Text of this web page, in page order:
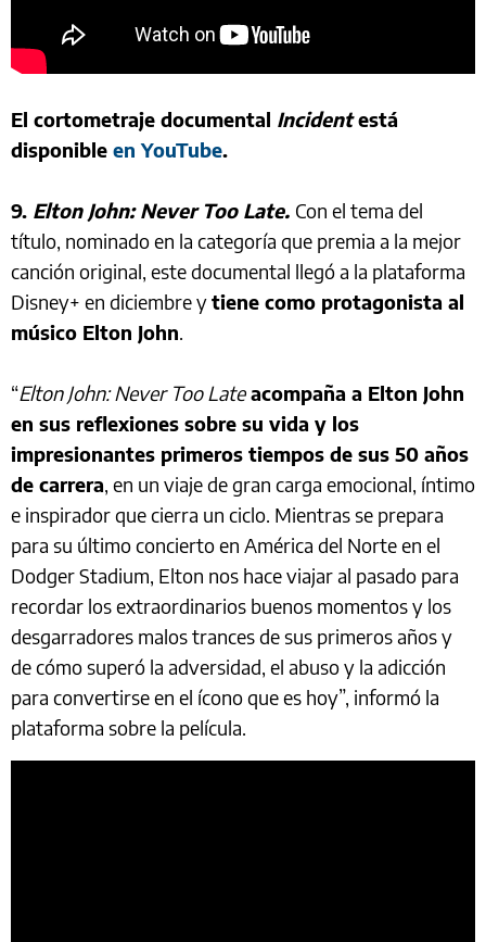
El cortometraje documental Incidentestá
disponible en YouTube.
9. Elton John: Never Too Late. Con el tema del
título, nominado en la categoría que premia a la mejor
canción original, este documental llegó a la plataforma
Disney+ en diciembre ytiene como protagonista al
músico Elton John.
“Elton John: Never Too Lateacompaña a Elton John
en sus reflexiones sobre su vida y los
impresionantes primeros tiempos de sus 50 años
de carrera, en un viaje de gran carga emocional, íntimo
e inspirador que cierra un ciclo. Mientras se prepara
para su último concierto en América del Norte en el
Dodger Stadium, Elton nos hace viajar al pasado para
recordar los extraordinarios buenos momentos y los
desgarradores malos trances de sus primeros años y
de cómo superó la adversidad, el abuso y la adicción
para convertirse en el ícono que es hoy”, informó la
plataforma sobre la película.